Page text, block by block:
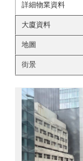
詳細物業資料
大廈資料
地圖
街景